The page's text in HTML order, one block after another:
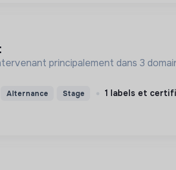
principalement dans 3
Alternance Stage 1 labels et